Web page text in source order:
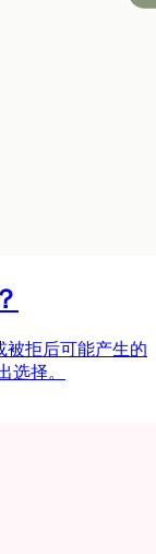
被拒后可能产生的
选择。